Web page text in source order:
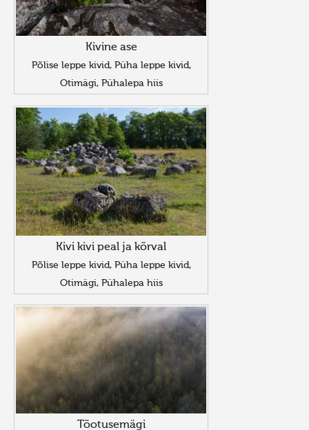
Kivine ase
Põlise leppe kivid, Püha leppe kivid,
Otimägi, Pühalepa hiis
Kivi kivi peal ja kõrval
Põlise leppe kivid, Püha leppe kivid,
Otimägi, Pühalepa hiis
Tõotusemägi